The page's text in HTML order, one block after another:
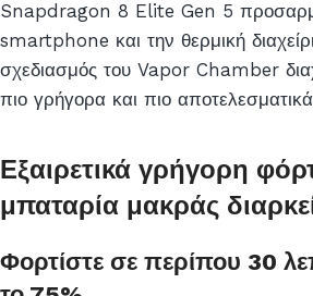
Snapdragon 8 Elite Gen 5
smartphone και την θερμική
σχεδιασμός του Vapor Chamber
πιο γρήγορα και πιο
Εξαιρετικά γρήγορη
μπαταρία μακράς
Φορτίστε σε περίπου 30